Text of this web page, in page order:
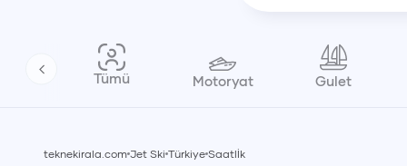
Tümü Motoryat Gulet
teknekirala.com Jet Ski Türkiye Saatlİk